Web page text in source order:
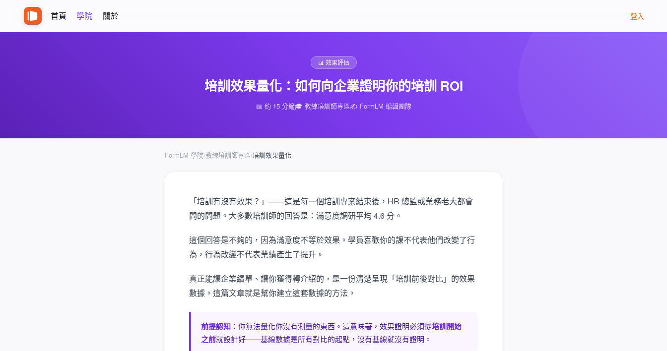
首頁 學院 關於 登入
📊 效果評估
培訓效果量化：如何向企業證明你的培訓 ROI
📖 約 15 分鐘🎓 教練培訓師專區✍️ FormLM 編輯團隊
FormLM 學院›教練培訓師專區›培訓效果量化
「培訓有沒有效果？」——這是每一個培訓專案結束後，HR 總監或業務老大都會
問的問題。大多數培訓師的回答是：滿意度調研平均 4.6 分。
這個回答是不夠的，因為滿意度不等於效果。學員喜歡你的課不代表他們改變了行
為，行為改變不代表業績產生了提升。
真正能讓企業續單、讓你獲得轉介紹的，是一份清楚呈現「培訓前後對比」的效果
數據。這篇文章就是幫你建立這套數據的方法。
前提認知： 你無法量化你沒有測量的東西。這意味著，效果證明必須從培訓開始
之前就設計好——基線數據是所有對比的起點，沒有基線就沒有證明。